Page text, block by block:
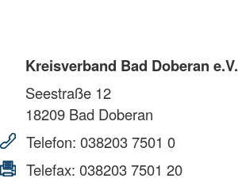
Kreisverband Bad Doberan e.V.
Seestraße 12
18209 Bad Doberan
Telefon: 038203 7501 0
Telefax: 038203 7501 20